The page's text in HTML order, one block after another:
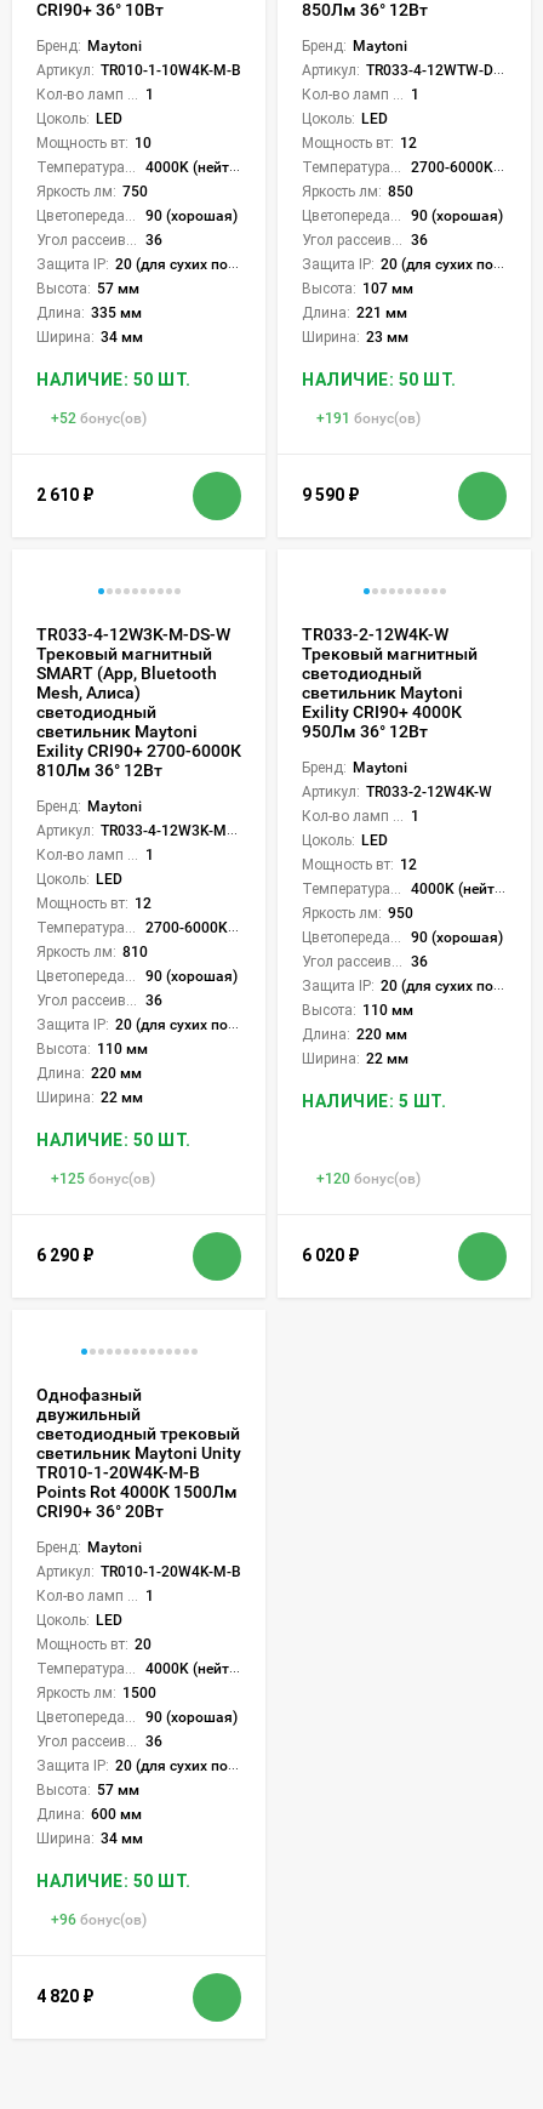
CRI90+ 36° 10Вт
Бренд: Maytoni
Артикул: TR010-1-10W4K-M-B
1
Цоколь: LED
Мощность вт: 10
4000K (нейтральный)
Яркость лм: 750
90 (хорошая)
36
Защита IP: 20 (для сухих пом.)
Высота: 57 мм
Длина: 335 мм
Ширина: 34 мм
НАЛИЧИЕ: 50 ШТ.
+52 бонус(ов)
2 610 ₽
850Лм 36° 12Вт
Бренд: Maytoni
Артикул: TR033-4-12WTW-DD-W
1
Цоколь: LED
Мощность вт: 12
2700-6000K (плавная рег.)
Яркость лм: 850
90 (хорошая)
36
Защита IP: 20 (для сухих пом.)
Высота: 107 мм
Длина: 221 мм
Ширина: 23 мм
НАЛИЧИЕ: 50 ШТ.
+191 бонус(ов)
9 590 ₽
TR033-4-12W3K-M-DS-W
Трековый магнитный
SMART (App, Bluetooth
Mesh, Алиса)
светодиодный
светильник Maytoni
Exility CRI90+ 2700-6000К
810Лм 36° 12Вт
Бренд: Maytoni
Артикул: TR033-4-12W3K-M-DS-W
1
Цоколь: LED
Мощность вт: 12
2700-6000K (плавная рег.)
Яркость лм: 810
90 (хорошая)
36
Защита IP: 20 (для сухих пом.)
Высота: 110 мм
Длина: 220 мм
Ширина: 22 мм
НАЛИЧИЕ: 50 ШТ.
+125 бонус(ов)
6 290 ₽
TR033-2-12W4K-W
Трековый магнитный
светодиодный
светильник Maytoni
Exility CRI90+ 4000К
950Лм 36° 12Вт
Бренд: Maytoni
Артикул: TR033-2-12W4K-W
1
Цоколь: LED
Мощность вт: 12
4000K (нейтральный)
Яркость лм: 950
90 (хорошая)
36
Защита IP: 20 (для сухих пом.)
Высота: 110 мм
Длина: 220 мм
Ширина: 22 мм
НАЛИЧИЕ: 5 ШТ.
+120 бонус(ов)
6 020 ₽
Однофазный
двужильный
светодиодный трековый
светильник Maytoni Unity
TR010-1-20W4K-M-B
Points Rot 4000К 1500Лм
CRI90+ 36° 20Вт
Бренд: Maytoni
Артикул: TR010-1-20W4K-M-B
1
Цоколь: LED
Мощность вт: 20
4000K (нейтральный)
Яркость лм: 1500
90 (хорошая)
36
Защита IP: 20 (для сухих пом.)
Высота: 57 мм
Длина: 600 мм
Ширина: 34 мм
НАЛИЧИЕ: 50 ШТ.
+96 бонус(ов)
4 820 ₽